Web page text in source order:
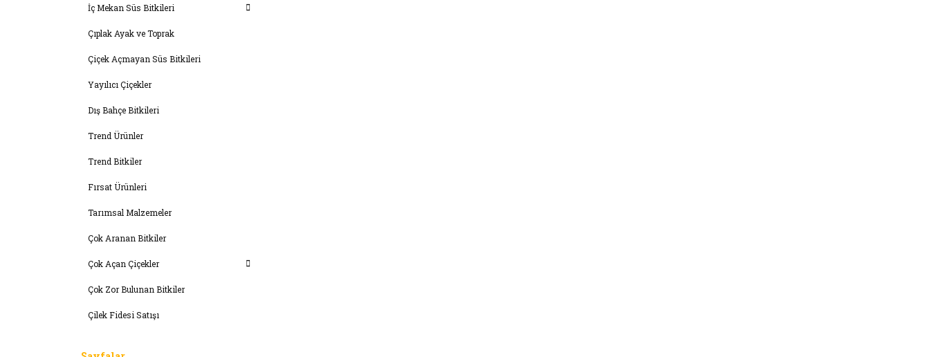
İç Mekan Süs Bitkileri
Çıplak Ayak ve Toprak
Çiçek Açmayan Süs Bitkileri
Yayılıcı Çiçekler
Dış Bahçe Bitkileri
Trend Ürünler
Trend Bitkiler
Fırsat Ürünleri
Tarımsal Malzemeler
Çok Aranan Bitkiler
Çok Açan Çiçekler
Çok Zor Bulunan Bitkiler
Çilek Fidesi Satışı